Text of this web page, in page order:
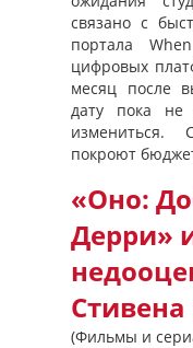
связано с
портала
цифровых
месяц после
дату пока не
измениться.
покроют
«Оно:
Дерри»
Стивена
(Фильмы и